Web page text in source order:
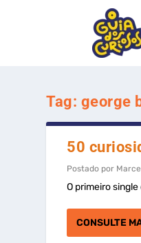
Tag: george
50
Postado por
O primeiro
CONSULTE